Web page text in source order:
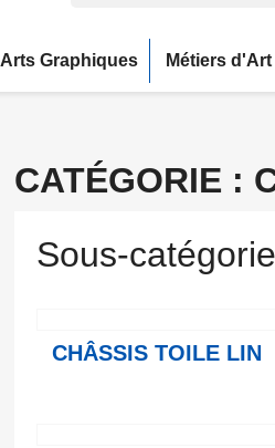
Arts Graphiques Métiers d'Art
CATÉGORIE :
Sous-
CHÂSSIS TOILE LIN